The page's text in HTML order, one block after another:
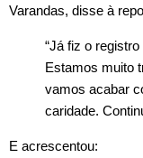
Varandas, disse à
“Já fiz o
Estamos muito
vamos acabar
caridade.
E acrescentou: